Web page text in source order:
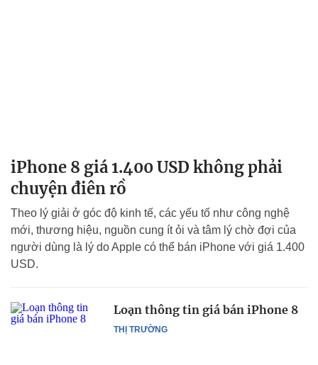
iPhone 8 giá 1.400 USD không phải
chuyện điên rồ
Theo lý giải ở góc độ kinh tế, các yếu tố như công nghệ
mới, thương hiệu, nguồn cung ít ỏi và tâm lý chờ đợi của
người dùng là lý do Apple có thể bán iPhone với giá 1.400
USD.
THỊ TRƯỜNG
Loạn thông tin giá bán iPhone 8